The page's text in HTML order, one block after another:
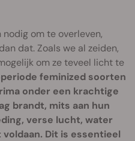
om te overleven,
dat. Zoals we al zeiden,
om ze teveel licht te
feminized soorten
onder een krachtige
brandt, mits aan hun
verse lucht, water
Dit is essentieel